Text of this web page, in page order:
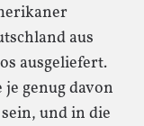
aus
ausgeliefert.
genug davon
und in die